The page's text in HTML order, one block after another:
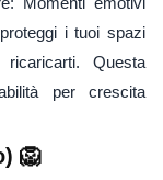
i tuoi spazi
Questa
per crescita
🦁